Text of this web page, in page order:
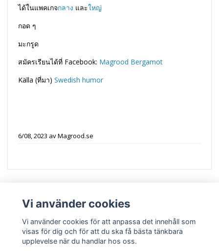
ได้ในแพคเกจกลาง และใหญ่
กอด ๆ
มะกรูด
สมัครเรียนได้ที่ Facebook: Magrood Bergamot
Källa (ที่มา) Swedish humor
6/08, 2023 avMagrood.se
Kontakt ติดต่อ Vanliga frågor คำถามที่พบบ่อย
Vi använder cookies
Vi använder cookies för att anpassa det innehåll som
visas för dig och för att du ska få bästa tänkbara
upplevelse när du handlar hos oss.